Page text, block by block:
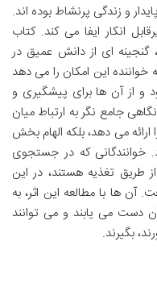
و زندگی پرنشاط بوده اند.
انکار ایفا می کند. کتاب
ای از دانش عمیق در
این امکان را می دهد
و از آن ها برای پیشگیری و
جامع نگر به ارتباط میان
ارائه می دهد، بلکه الهام بخش
خوانندگانی که در جستجوی
طریق تغذیه هستند، در این
آن ها با مطالعه این اثر، به
دست می یابند و می توانند
بگیرند.